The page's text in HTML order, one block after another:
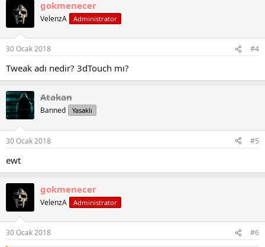
gokmenecer
VelenzA Administrator
30 Ocak 2018 #4
Tweak adı nedir? 3dTouch mı?
Atakan
Banned Yasaklı
30 Ocak 2018 #5
ewt
gokmenecer
VelenzA Administrator
30 Ocak 2018 #6